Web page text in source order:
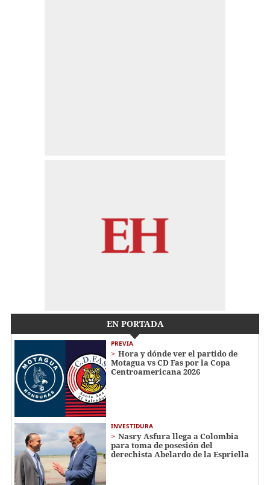
EN PORTADA
PREVIA
Hora y dónde ver el partido de
Motagua vs CD Fas por la Copa
Centroamericana 2026
INVESTIDURA
Nasry Asfura llega a Colombia
para toma de posesión del
derechista Abelardo de la Espriella